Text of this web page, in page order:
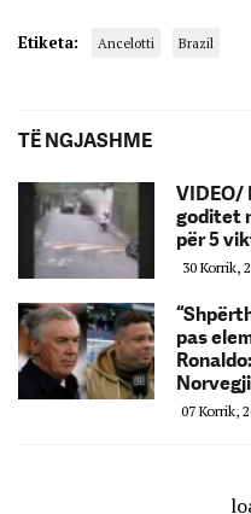
Etiketa: Ancelotti Brazil
TË NGJASHME
VIDEO/
goditet
për 5
30 Korrik,
pas
07 Korrik,